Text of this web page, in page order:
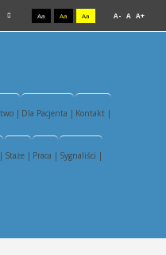
Aa Aa Aa A- A A+
| Dla Pacjenta | Kontakt |
Staże | Praca | Sygnaliści |